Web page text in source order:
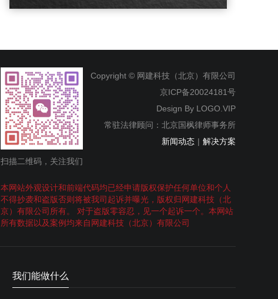
扫描二维码，关注我们
Copyright © 网建科技（北京）有限公司
京ICP备20024181号
Design By LOGO.VIP
常驻法律顾问：北京国枫律师事务所
新闻动态 | 解决方案
本网站外观设计和前端代码均已经申请版权保护任何单位和个人
不得抄袭和盗版否则将被我司起诉并曝光，版权归网建科技（北
京）有限公司所有。 对于盗版零容忍，见一个起诉一个。本网站
所有数据以及案例均来自网建科技（北京）有限公司
我们能做什么